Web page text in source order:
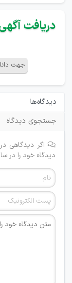
دریافت
جهت
دیدگاه‌ها
جستجوی دیدگاه
اگر دیدگاهی
دیدگاه خود را در